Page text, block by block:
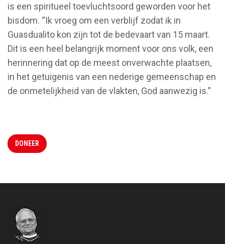
is een spiritueel toevluchtsoord geworden voor het
bisdom. “Ik vroeg om een verblijf zodat ik in
Guasdualito kon zijn tot de bedevaart van 15 maart.
Dit is een heel belangrijk moment voor ons volk, een
herinnering dat op de meest onverwachte plaatsen,
in het getuigenis van een nederige gemeenschap en
de onmetelijkheid van de vlakten, God aanwezig is.”
DONEER